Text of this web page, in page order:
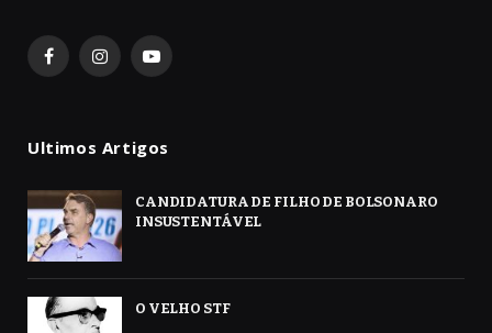
FacebookInstagramYouTube
Ultimos Artigos
CANDIDATURA DE FILHO DE BOLSONARO
INSUSTENTÁVEL
O VELHO STF